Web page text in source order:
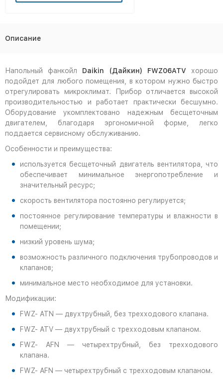
Описание
Напольный фанкойл Daikin (Дайкин) FWZ06ATV хорошо
подойдет для любого помещения, в котором нужно быстро
отрегулировать микроклимат. Прибор отличается высокой
производительностью и работает практически бесшумно.
Оборудование укомплектовано надежным бесщеточным
двигателем, благодаря эргономичной форме, легко
поддается сервисному обслуживанию.
Особенности и преимущества:
используется бесщеточный двигатель вентилятора, что
обеспечивает минимальное энергопотребление и
значительный ресурс;
скорость вентилятора постоянно регулируется;
постоянное регулирование температуры и влажности в
помещении;
низкий уровень шума;
возможность различного подключения трубопроводов и
клапанов;
минимальное место необходимое для установки.
Модификации:
FWZ- ATN — двухтрубный, без трехходового клапана.
FWZ- ATV — двухтрубный с трехходовым клапаном.
FWZ- AFN — четырехтрубный, без трехходового
клапана.
FWZ- AFN — четырехтрубный с трехходовым клапаном.